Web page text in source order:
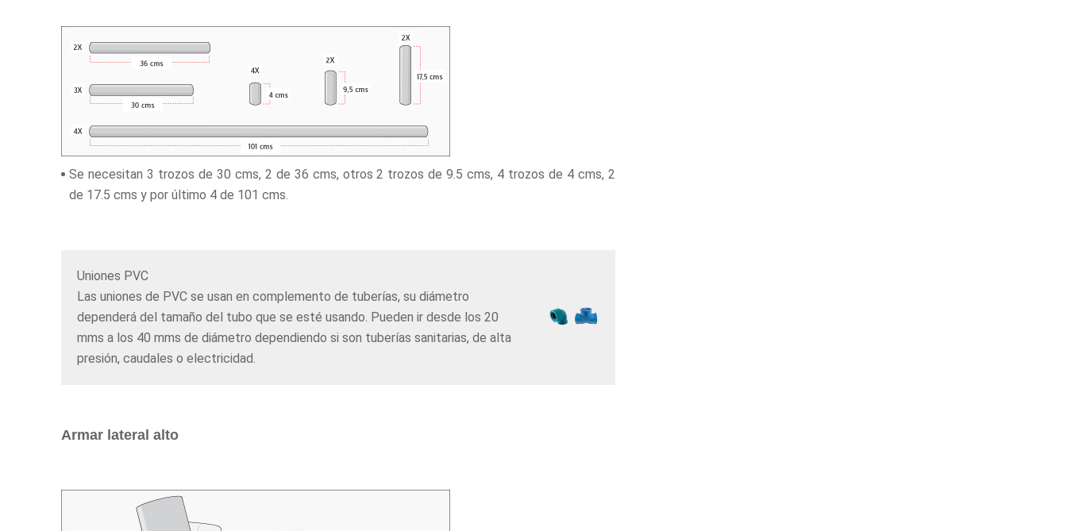
Se necesitan 3 trozos de 30 cms, 2 de 36 cms, otros 2 trozos de 9.5 cms, 4 trozos de 4 cms, 2
de 17.5 cms y por último 4 de 101 cms.
Uniones PVC
Las uniones de PVC se usan en complemento de tuberías, su diámetro
dependerá del tamaño del tubo que se esté usando. Pueden ir desde los 20
mms a los 40 mms de diámetro dependiendo si son tuberías sanitarias, de alta
presión, caudales o electricidad.
Armar lateral alto